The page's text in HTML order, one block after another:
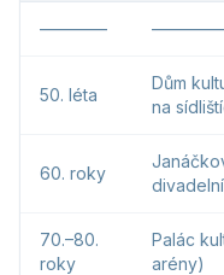
————
50. léta
Dům
na
60. roky
70.–80.
roky
Palác
arény)